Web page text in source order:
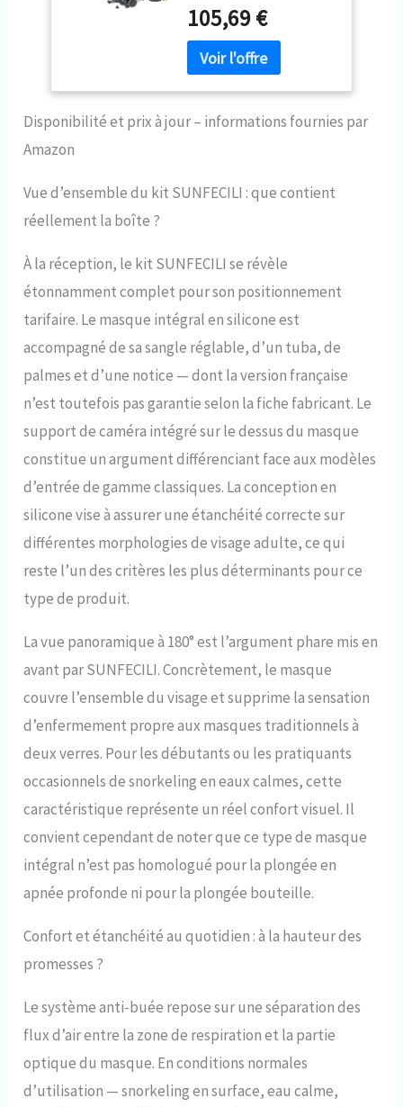
de plongée intégrales
assurent le confort tout au
long de votre activité sous-
marine. Conçu pour être
compatible avec les
appareils respiratoires
de caméra amovible :
caméra amovible. Ce
masque de plongée
intégral facilite la fixation
de votre appareil photo et
la réalisation de vos
Vue panoramique
ininterrompue à 180° :
expérience de plongée en
apnée parfaite avec la vue
lunettes intégrales. Cela
ouvre une vision plus claire
et plus large du monde
sous-marin. Conception
anti-buée et anti-fuite : les
efficacement la buée,
garantissant une vision
claire à tout moment. En
cas de fuite sous l'eau, la
vanne de vidange peut
libérer l'air comprimé.
Valve secondaire intégrée :
valve secondaire permet à
l'air comprimé de circuler
dans les lunettes pour
respirer par le nez. La
structure intégrée du
garantit qu'aucun des deux
ne tombera pendant votre
105,69 €
Disponibilité et prix à jour – informations fournies par
Amazon
Vue d’ensemble du kit SUNFECILI : que contient
réellement la boîte ?
À la réception, le kit SUNFECILI se révèle
étonnamment complet pour son positionnement
tarifaire. Le masque intégral en silicone est
accompagné de sa sangle réglable, d’un tuba, de
palmes et d’une notice — dont la version française
n’est toutefois pas garantie selon la fiche fabricant. Le
support de caméra intégré sur le dessus du masque
constitue un argument différenciant face aux modèles
d’entrée de gamme classiques. La conception en
silicone vise à assurer une étanchéité correcte sur
différentes morphologies de visage adulte, ce qui
reste l’un des critères les plus déterminants pour ce
type de produit.
La vue panoramique à 180° est l’argument phare mis en
avant par SUNFECILI. Concrètement, le masque
couvre l’ensemble du visage et supprime la sensation
d’enfermement propre aux masques traditionnels à
deux verres. Pour les débutants ou les pratiquants
occasionnels de snorkeling en eaux calmes, cette
caractéristique représente un réel confort visuel. Il
convient cependant de noter que ce type de masque
intégral n’est pas homologué pour la plongée en
apnée profonde ni pour la plongée bouteille.
Confort et étanchéité au quotidien : à la hauteur des
promesses ?
Le système anti-buée repose sur une séparation des
flux d’air entre la zone de respiration et la partie
optique du masque. En conditions normales
d’utilisation — snorkeling en surface, eau calme,